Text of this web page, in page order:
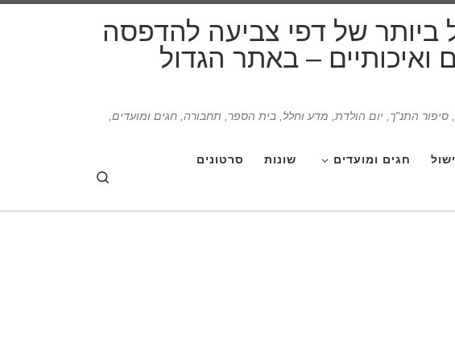
ביותר של דפי צביעה להדפסה
ואיכותיים – באתר הגדול
סיפור התנ"ך, יום הולדת, מדע וחלל, בית הספר, תחבורה, חגים ומועדים,
חגים ומועדים שונות סרטונים